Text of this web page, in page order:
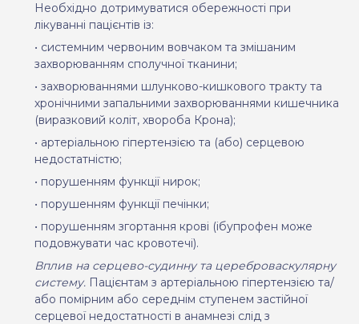
Необхідно дотримуватися обережності при
лікуванні пацієнтів із:
• системним червоним вовчаком та змішаним
захворюванням сполучної тканини;
• захворюваннями шлунково-кишкового тракту та
хронічними запальними захворюваннями кишечника
(виразковий коліт, хвороба Крона);
• артеріальною гіпертензією та (або) серцевою
недостатністю;
• порушенням функції нирок;
• порушенням функції печінки;
• порушенням згортання крові (ібупрофен може
подовжувати час кровотечі).
Вплив на серцево-судинну та цереброваскулярну
систему. Пацієнтам з артеріальною гіпертензією та/
або помірним або середнім ступенем застійної
серцевої недостатності в анамнезі слід з